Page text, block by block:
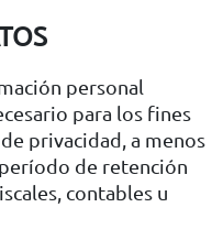
personal
para los fines
privacidad, a menos
de retención
contables u